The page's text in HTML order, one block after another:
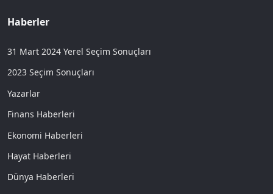
Haberler
31 Mart 2024 Yerel Seçim Sonuçları
2023 Seçim Sonuçları
Yazarlar
Finans Haberleri
Ekonomi Haberleri
Hayat Haberleri
Dünya Haberleri